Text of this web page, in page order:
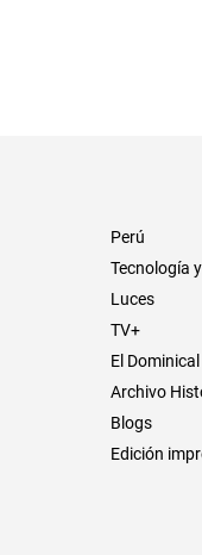
Perú
Tecnología
Luces
TV+
El Dominical
Archivo
Blogs
Edición